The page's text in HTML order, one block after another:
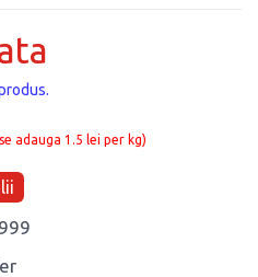
adauga 1.5 lei per kg)